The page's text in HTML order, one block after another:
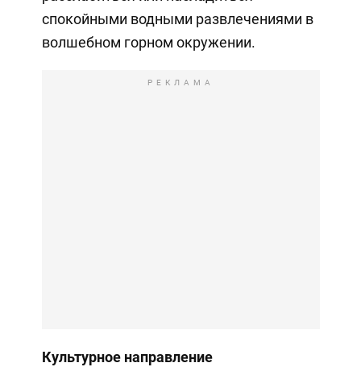
спокойными водными развлечениями в
волшебном горном окружении.
РЕКЛАМА
Культурное направление